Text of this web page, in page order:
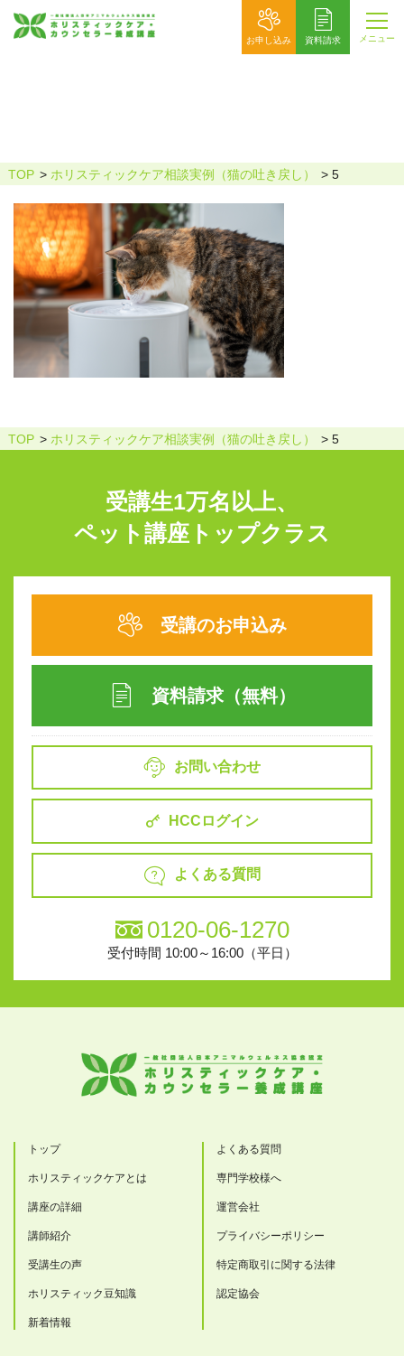
お申し込み 資料請求 メニュー
TOP ホリスティックケア相談実例（猫の吐き戻し） 5
TOP ホリスティックケア相談実例（猫の吐き戻し） 5
受講生1万名以上、
ペット講座トップクラス
受講のお申込み
資料請求（無料）
お問い合わせ
HCCログイン
よくある質問
0120-06-1270
受付時間 10:00～16:00（平日）
トップ
ホリスティックケアとは
講座の詳細
講師紹介
受講生の声
ホリスティック豆知識
新着情報
よくある質問
専門学校様へ
運営会社
プライバシーポリシー
特定商取引に関する法律
認定協会